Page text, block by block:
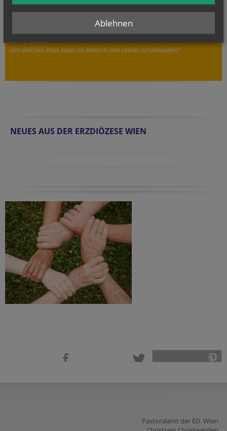
Mt 16, 24-28
Um welchen Preis kann ein Mensch sein Leben zurückkaufen?
NEUES AUS DER ERZDIÖZESE WIEN
Pastoralamt der ED. Wien
Ablehnen